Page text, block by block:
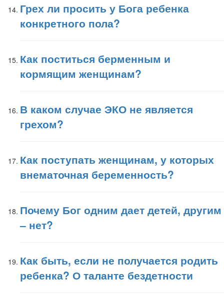
Грех ли просить у Бога ребенка
конкретного пола?
Как поститься берменным и
кормящим женщинам?
В каком случае ЭКО не является
грехом?
Как поступать женщинам, у которых
внематочная беременность?
Почему Бог одним дает детей, другим
– нет?
Как быть, если не получается родить
ребенка? О таланте бездетности